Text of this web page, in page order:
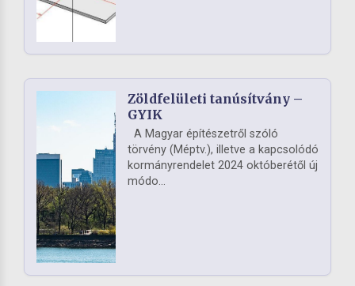
Zöldfelületi tanúsítvány –
GYIK
A Magyar építészetről szóló
törvény (Méptv.), illetve a kapcsolódó
kormányrendelet 2024 októberétől új
módo...